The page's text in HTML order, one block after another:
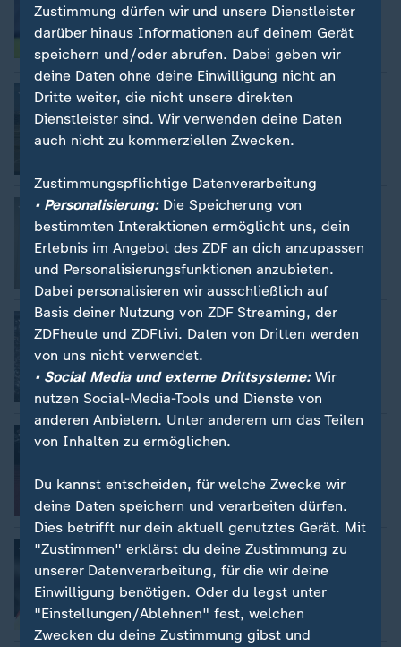
improvisieren
von Patrick Brandenburg
mit Video2:39
Nachrichten | ZDF-Morgenmagazin
:
BVB gegen Juventus: "Ein Spiel auf
Augenhöhe"
Abschiedsspiel BVB - Juventus
Mats Hummels sagt "Tschüss!"
von Sebastian Ungermanns
Video 0:45
Vor 40 Jahren im Brüsseler Stadion
:
Wie die Heysel-Katastrophe die Sport-
Welt schockte
:
Juventus Turin nach Debakel in der
mit Video3:00
Spiel in Italien unterbrochen
:
Turin-Spieler Vlahovic rassistisch
beleidigt
Zustimmung dürfen wir und unsere Dienstleister
darüber hinaus Informationen auf deinem Gerät
speichern und/oder abrufen. Dabei geben wir
deine Daten ohne deine Einwilligung nicht an
Dritte weiter, die nicht unsere direkten
Dienstleister sind. Wir verwenden deine Daten
auch nicht zu kommerziellen Zwecken.
Zustimmungspflichtige Datenverarbeitung
• Personalisierung:Die Speicherung von
bestimmten Interaktionen ermöglicht uns, dein
Erlebnis im Angebot des ZDF an dich anzupassen
und Personalisierungsfunktionen anzubieten.
Dabei personalisieren wir ausschließlich auf
Basis deiner Nutzung von ZDF Streaming, der
ZDFheute und ZDFtivi. Daten von Dritten werden
von uns nicht verwendet.
• Social Media und externe Drittsysteme:Wir
nutzen Social-Media-Tools und Dienste von
anderen Anbietern. Unter anderem um das Teilen
von Inhalten zu ermöglichen.
Du kannst entscheiden, für welche Zwecke wir
deine Daten speichern und verarbeiten dürfen.
Dies betrifft nur dein aktuell genutztes Gerät. Mit
"Zustimmen" erklärst du deine Zustimmung zu
unserer Datenverarbeitung, für die wir deine
Einwilligung benötigen. Oder du legst unter
"Einstellungen/Ablehnen" fest, welchen
Zwecken du deine Zustimmung gibst und